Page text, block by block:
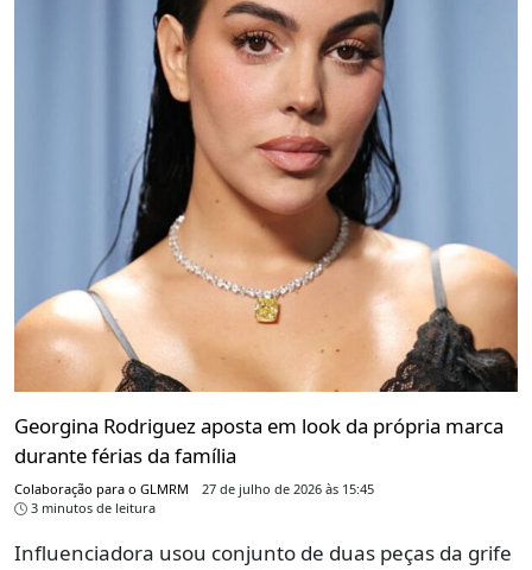
Georgina Rodriguez aposta em look da própria marca
durante férias da família
Colaboração para o GLMRM
27 de julho de 2026 às 15:45
3 minutos de leitura
Influenciadora usou conjunto de duas peças da grife